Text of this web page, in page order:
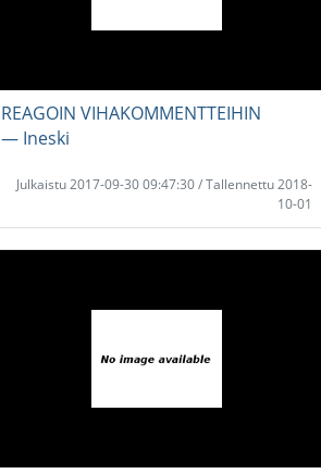
REAGOIN VIHAKOMMENTTEIHIN
― Ineski
Julkaistu 2017-09-30 09:47:30 / Tallennettu 2018-
10-01